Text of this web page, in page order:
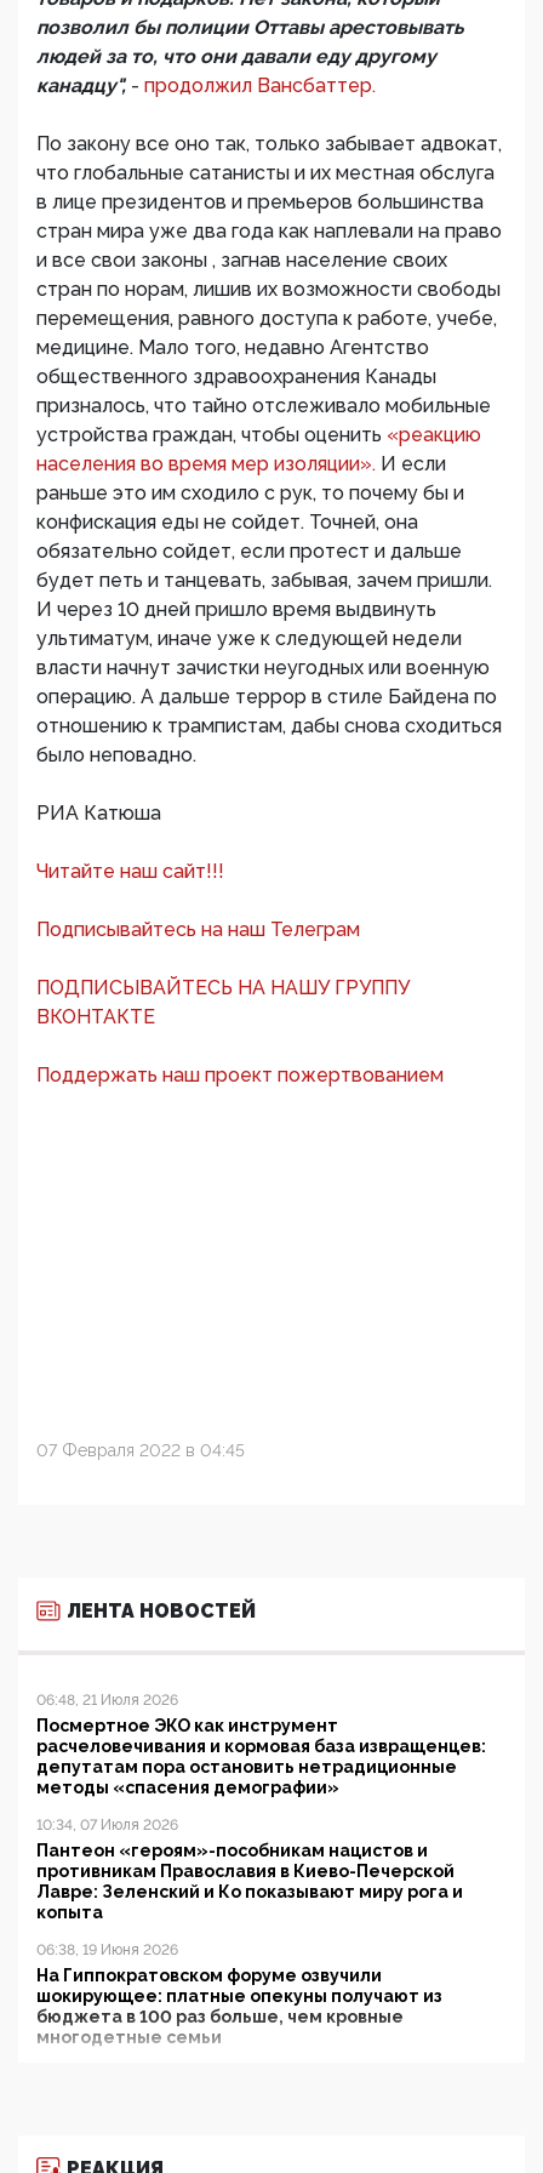
позволил бы полиции Оттавы арестовывать
людей за то, что они давали еду другому
канадцу", - продолжил Вансбаттер.
По закону все оно так, только забывает адвокат,
что глобальные сатанисты и их местная обслуга
в лице президентов и премьеров большинства
стран мира уже два года как наплевали на право
и все свои законы , загнав население своих
стран по норам, лишив их возможности свободы
перемещения, равного доступа к работе, учебе,
медицине. Мало того, недавно Агентство
общественного здравоохранения Канады
призналось, что тайно отслеживало мобильные
устройства граждан, чтобы оценить «реакцию
населения во время мер изоляции». И если
раньше это им сходило с рук, то почему бы и
конфискация еды не сойдет. Точней, она
обязательно сойдет, если протест и дальше
будет петь и танцевать, забывая, зачем пришли.
И через 10 дней пришло время выдвинуть
ультиматум, иначе уже к следующей недели
власти начнут зачистки неугодных или военную
операцию. А дальше террор в стиле Байдена по
отношению к трампистам, дабы снова сходиться
было неповадно.
РИА Катюша
Читайте наш сайт!!!
Подписывайтесь на наш Телеграм
ПОДПИСЫВАЙТЕСЬ НА НАШУ ГРУППУ
ВКОНТАКТЕ
Поддержать наш проект пожертвованием
07 Февраля 2022 в 04:45
ЛЕНТА НОВОСТЕЙ
06:48, 21 Июля 2026
Посмертное ЭКО как инструмент
расчеловечивания и кормовая база извращенцев:
депутатам пора остановить нетрадиционные
методы «спасения демографии»
10:34, 07 Июля 2026
Пантеон «героям»-пособникам нацистов и
противникам Православия в Киево-Печерской
Лавре: Зеленский и Ко показывают миру рога и
копыта
06:38, 19 Июня 2026
На Гиппократовском форуме озвучили
шокирующее: платные опекуны получают из
бюджета в 100 раз больше, чем кровные
многодетные семьи